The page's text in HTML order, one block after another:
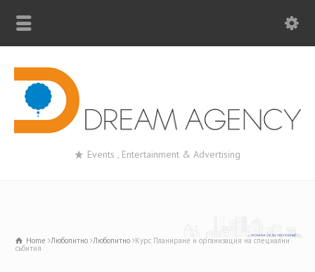
Events , Entertainment & Advertising
Home Любопитно Любопитно Курс Планиране и организация на специални
събития